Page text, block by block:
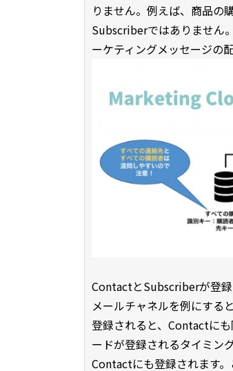
りません。例えば、商品の
Subscriberではありません
ーケティングメッセージの
ContactとSubscriberが登
メールチャネルを例にする
登録されると、Contactに
ードが登録されるタイミン
Contactにも登録されます